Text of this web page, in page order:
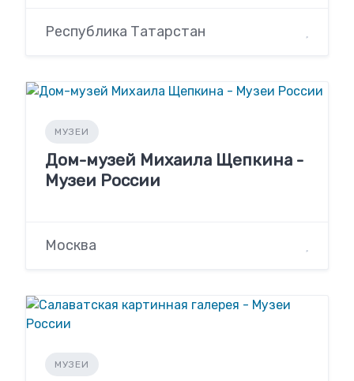
Республика Татарстан
МУЗЕИ
Дом-музей Михаила Щепкина -
Музеи России
Москва
МУЗЕИ